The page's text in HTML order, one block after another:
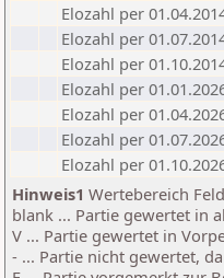
Elozahl per
Elozahl per
Elozahl per
Elozahl per
Elozahl per
Elozahl per
Elozahl per
Hinweis1 Wertebereich
blank ... Partie gewertet in
V ... Partie gewertet in
- ... Partie nicht gewertet,